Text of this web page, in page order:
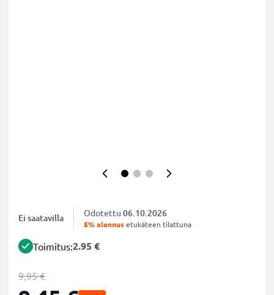
Ei saatavilla Odotettu 06.10.2026
5% alennusetukäteen tilattuna
Toimitus:2.95 €
9,95 €